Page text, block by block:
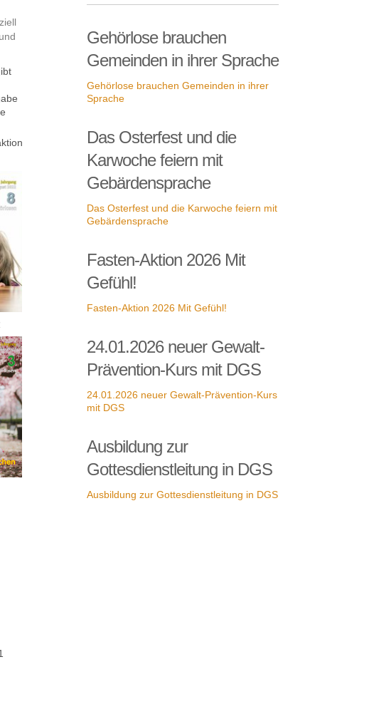
Gehörlose brauchen
Gemeinden in ihrer Sprache
Gehörlose brauchen Gemeinden in ihrer
Sprache
Das Osterfest und die
Karwoche feiern mit
Gebärdensprache
Das Osterfest und die Karwoche feiern mit
Gebärdensprache
Fasten-Aktion 2026 Mit
Gefühl!
Fasten-Aktion 2026 Mit Gefühl!
24.01.2026 neuer Gewalt-
Prävention-Kurs mit DGS
24.01.2026 neuer Gewalt-Prävention-Kurs
mit DGS
Ausbildung zur
Gottesdienstleitung in DGS
Ausbildung zur Gottesdienstleitung in DGS